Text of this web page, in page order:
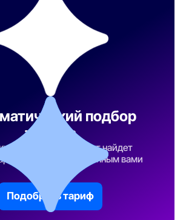
подбор
тарифа
интеллект найдет
план по указанным вами
Подобрать тариф